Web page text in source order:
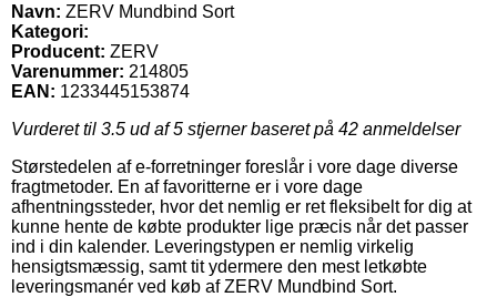
Navn: ZERV Mundbind Sort
Kategori:
Producent: ZERV
Varenummer: 214805
EAN: 1233445153874
Vurderet til 3.5 ud af 5 stjerner baseret på 42 anmeldelser
Størstedelen af e-forretninger foreslår i vore dage diverse
fragtmetoder. En af favoritterne er i vore dage
afhentningssteder, hvor det nemlig er ret fleksibelt for dig at
kunne hente de købte produkter lige præcis når det passer
ind i din kalender. Leveringstypen er nemlig virkelig
hensigtsmæssig, samt tit ydermere den mest letkøbte
leveringsmanér ved køb af ZERV Mundbind Sort.